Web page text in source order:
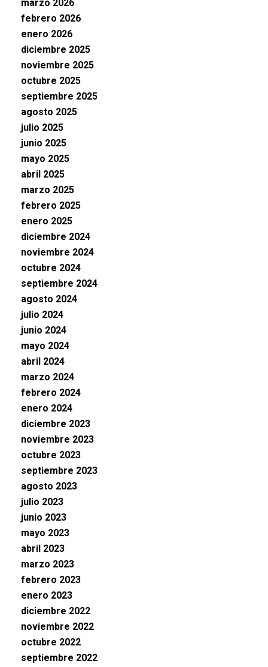
marzo 2026
febrero 2026
enero 2026
diciembre 2025
noviembre 2025
octubre 2025
septiembre 2025
agosto 2025
julio 2025
junio 2025
mayo 2025
abril 2025
marzo 2025
febrero 2025
enero 2025
diciembre 2024
noviembre 2024
octubre 2024
septiembre 2024
agosto 2024
julio 2024
junio 2024
mayo 2024
abril 2024
marzo 2024
febrero 2024
enero 2024
diciembre 2023
noviembre 2023
octubre 2023
septiembre 2023
agosto 2023
julio 2023
junio 2023
mayo 2023
abril 2023
marzo 2023
febrero 2023
enero 2023
diciembre 2022
noviembre 2022
octubre 2022
septiembre 2022